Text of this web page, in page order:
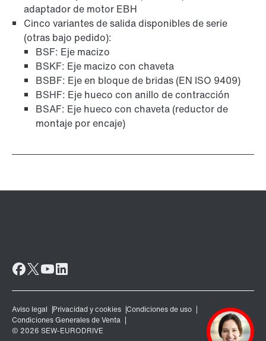
adaptador de motor EBH
Cinco variantes de salida disponibles de serie
(otras bajo pedido):
BSF: Eje macizo
BSKF: Eje macizo con chaveta
BSBF: Eje en bloque de bridas (EN ISO 9409)
BSHF: Eje hueco con anillo de contracción
BSAF: Eje hueco con chaveta (reductor de
montaje por encaje)